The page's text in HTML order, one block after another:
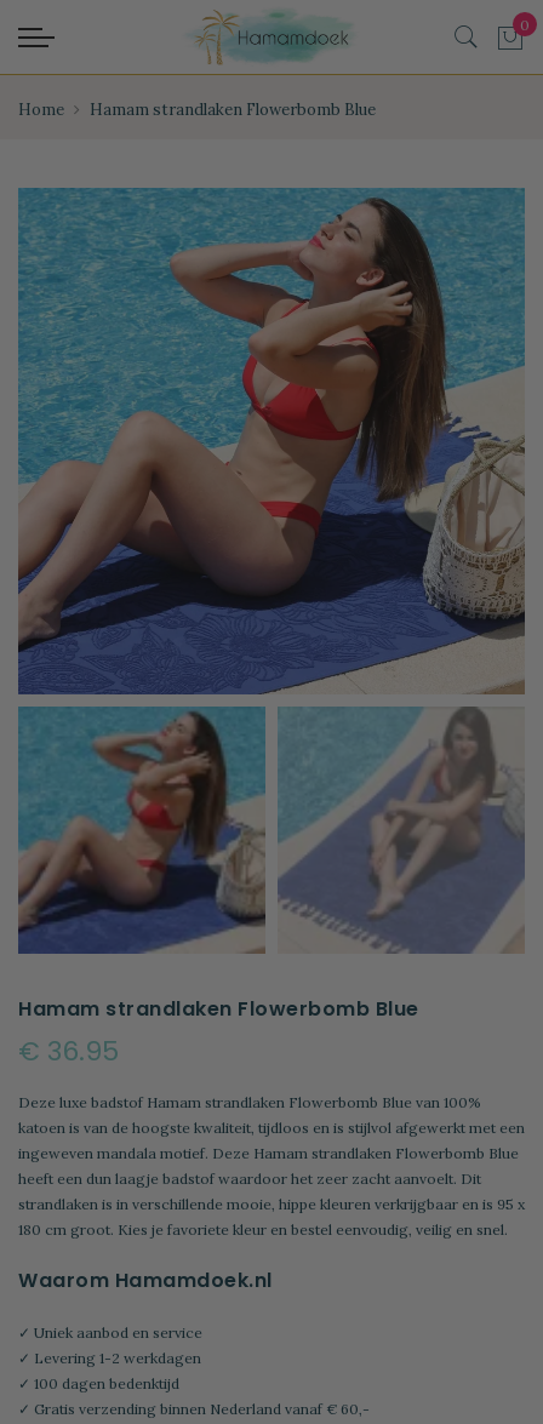
Home Hamam strandlaken Flowerbomb Blue
Hamam strandlaken Flowerbomb Blue
€ 36.95
Deze luxe badstof Hamam strandlaken Flowerbomb Blue van 100%
katoen is van de hoogste kwaliteit, tijdloos en is stijlvol afgewerkt met een
ingeweven mandala motief. Deze Hamam strandlaken Flowerbomb Blue
heeft een dun laagje badstof waardoor het zeer zacht aanvoelt. Dit
strandlaken is in verschillende mooie, hippe kleuren verkrijgbaar en is 95 x
180 cm groot. Kies je favoriete kleur en bestel eenvoudig, veilig en snel.
Waarom Hamamdoek.nl
✓ Uniek aanbod en service
✓ Levering 1-2 werkdagen
✓ 100 dagen bedenktijd
✓ Gratis verzending binnen Nederland vanaf € 60,-